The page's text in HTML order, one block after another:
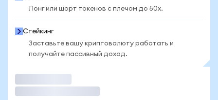
Лонг или шорт токенов с плечом до 50x.
Стейкинг
Заставьте вашу криптовалюту работать и
получайте пассивный доход.